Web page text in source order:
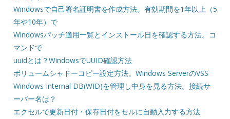
Windowsで自己署名証明書を作成方法。有効期間を1年以上（5
年や10年）で
Windowsパッチ適用一覧とインストール日を確認する方法。コ
マンドで
uuidとは？WindowsでUUID確認方法
ボリュームシャドーコピー設定方法。Windows ServerのVSS
Windows Internal DB(WID)を管理し中身を見る方法。接続サ
ーバー名は？
エクセルで更新日付・保存日付をセルに自動入力する方法